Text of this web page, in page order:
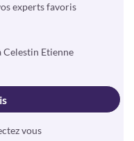
experts favoris
Celestin Etienne
vous